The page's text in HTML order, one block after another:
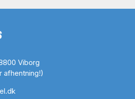
Viborg
afhentning!)